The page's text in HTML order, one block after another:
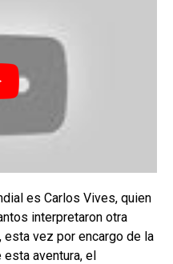
es Carlos Vives, quien
interpretaron otra
esta vez por encargo de la
esta aventura, el